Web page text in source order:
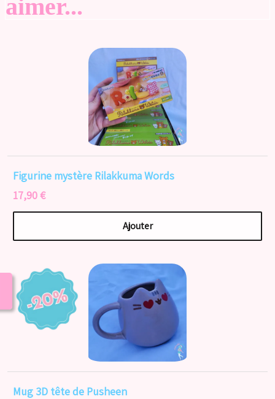
aimer...
Figurine mystère Rilakkuma Words
17,90 €
Ajouter
Mug 3D tête de Pusheen